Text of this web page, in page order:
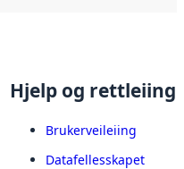
Hjelp og rettleiing
Brukerveileiing
Datafellesskapet